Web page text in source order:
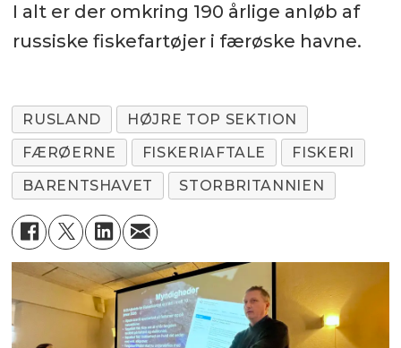
I alt er der omkring 190 årlige anløb af
russiske fiskefartøjer i færøske havne.
RUSLAND
HØJRE TOP SEKTION
FÆRØERNE
FISKERIAFTALE
FISKERI
BARENTSHAVET
STORBRITANNIEN